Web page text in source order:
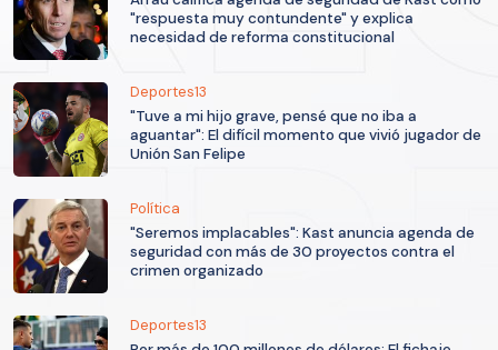
"respuesta muy contundente" y explica
necesidad de reforma constitucional
Deportes13
"Tuve a mi hijo grave, pensé que no iba a
aguantar": El difícil momento que vivió jugador de
Unión San Felipe
Política
"Seremos implacables": Kast anuncia agenda de
seguridad con más de 30 proyectos contra el
crimen organizado
Deportes13